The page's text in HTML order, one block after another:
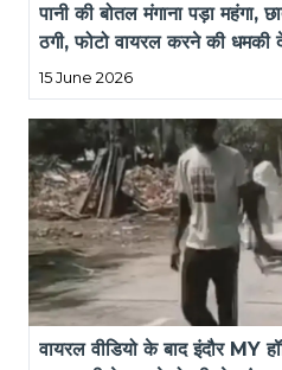
पानी की बोतल मंगाना पड़ा
ठगी, फोटो वायरल करने की
15 June 2026
वायरल वीडियो के बाद इंदौर MY